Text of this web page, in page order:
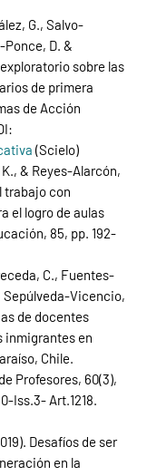
G., Salvo-
Ponce, D. &
sobre las
de primera
de Acción
(Scielo)
& Reyes-Alarcón,
trabajo con
el logro de aulas
85, pp. 192-
C., Fuentes-
Sepúlveda-Vicencio,
de docentes
inmigrantes en
Chile.
Profesores, 60(3),
Iss.3- Art.1218.
Desafíos de ser
en la